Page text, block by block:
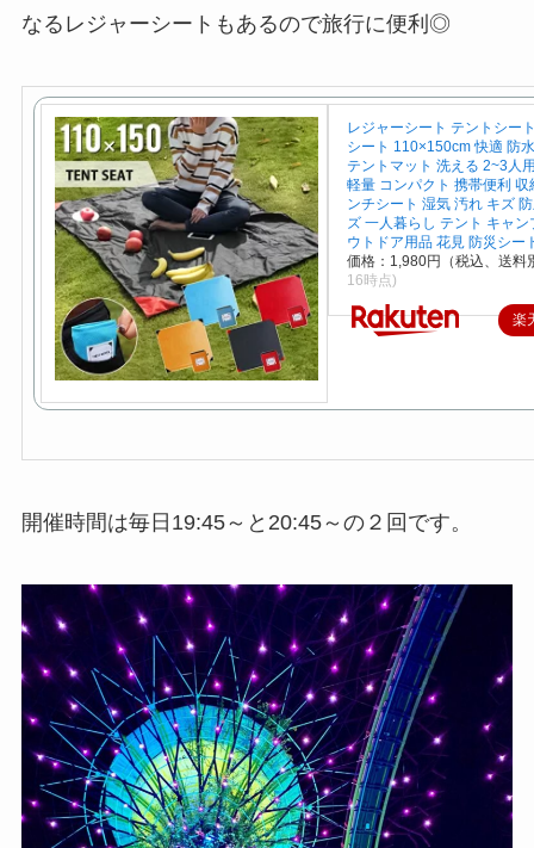
なるレジャーシートもあるので旅行に便利◎
レジャーシート テントシー
シート 110×150cm 快適 防
テントマット 洗える 2~3人
軽量 コンパクト 携帯便利 収
ンチシート 湿気 汚れ キズ
ズ 一人暮らし テント キャン
ウトドア用品 花見 防災シー
価格：1,980円（税込、送料
16時点)
楽
開催時間は毎日19:45～と20:45～の２回です。